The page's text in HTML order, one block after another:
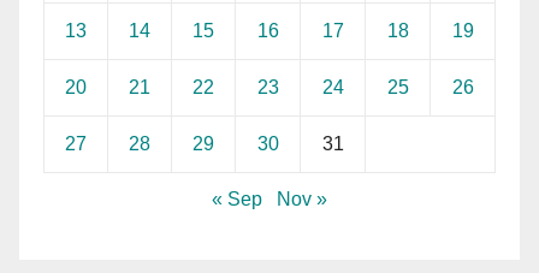
13 14 15 16 17 18 19
20 21 22 23 24 25 26
27 28 29 30 31
« Sep Nov »